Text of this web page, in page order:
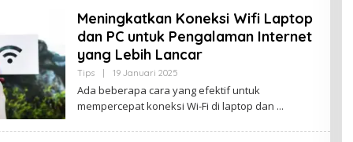
I
P
A
Meningkatkan Koneksi Wifi Laptop
dan PC untuk Pengalaman Internet
yang Lebih Lancar
Tips 19 Januari 2025
E
H
Ada beberapa cara yang efektif untuk
mempercepat koneksi Wi-Fi di laptop dan